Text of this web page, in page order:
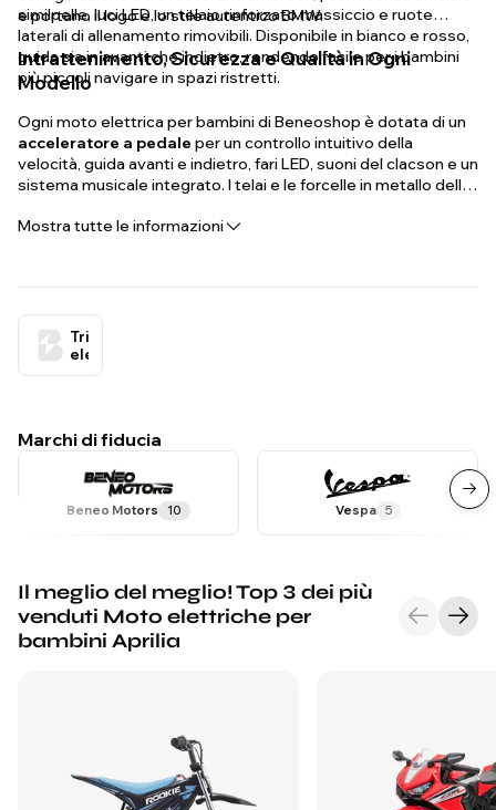
e portano il logo e lo stile autentico BMW.
similpelle, luci LED, un telaio rinforzato massiccio e ruote
laterali di allenamento rimovibili. Disponibile in bianco e rosso,
guida sia in avanti che indietro, rendendo facile per i bambini
più piccoli navigare in spazi ristretti.
Intrattenimento, Sicurezza e Qualità in Ogni
Modello
Ogni moto elettrica per bambini di Beneoshop è dotata di un
acceleratore a pedale per un controllo intuitivo della
velocità, guida avanti e indietro, fari LED, suoni del clacson e un
sistema musicale integrato. I telai e le forcelle in metallo delle
un'integrità strutturale che le distingue dalle alternative in
Beneoshop, questo è esattamente lo standard a cui teniamo
ogni prodotto.
Mostra tutte le informazioni
Tricicli
elettrici
Marchi di fiducia
Beneo Motors 10 Vespa 5
Il meglio del meglio! Top 3 dei più
venduti Moto elettriche per
bambini Aprilia